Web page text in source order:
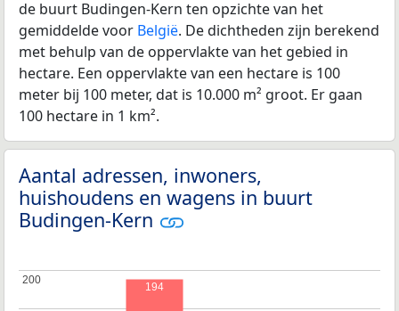
de buurt Budingen-Kern ten opzichte van het
gemiddelde voor België. De dichtheden zijn berekend
met behulp van de oppervlakte van het gebied in
hectare. Een oppervlakte van een hectare is 100
meter bij 100 meter, dat is 10.000 m² groot. Er gaan
100 hectare in 1 km².
Aantal adressen, inwoners,
huishoudens en wagens in buurt
Budingen-Kern
200
200
194